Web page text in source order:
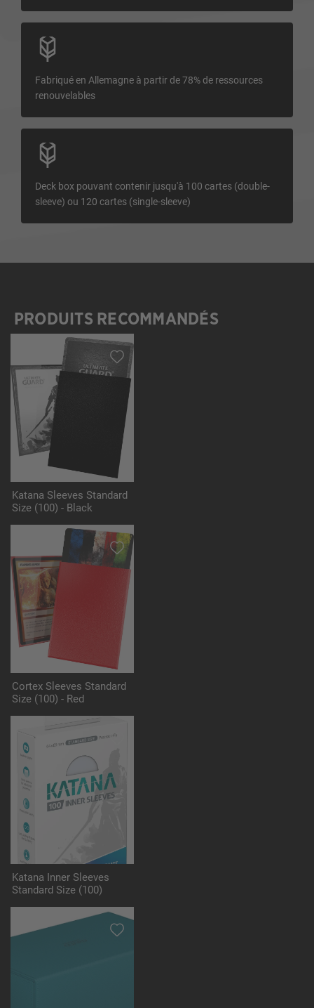
Fabriqué en Allemagne à partir de 78% de ressources
renouvelables
Deck box pouvant contenir jusqu'à 100 cartes (double-
sleeve) ou 120 cartes (single-sleeve)
Ignorer la galerie de produits
PRODUITS RECOMMANDÉS
Katana Sleeves Standard
Size (100) - Black
Cortex Sleeves Standard
Size (100) - Red
Katana Inner Sleeves
Standard Size (100)